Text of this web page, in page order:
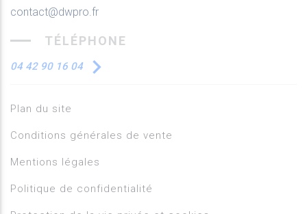
contact@dwpro.fr
TÉLÉPHONE
04 42 90 16 04
Plan du site
Conditions générales de vente
Mentions légales
Politique de confidentialité